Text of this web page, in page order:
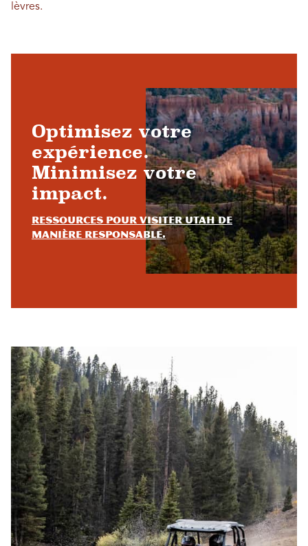
lèvres.
Optimisez votre
expérience.
Minimisez votre
impact.
Ressources pour visiter Utah de
manière responsable.